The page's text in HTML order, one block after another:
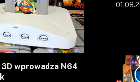
wprowadza N64